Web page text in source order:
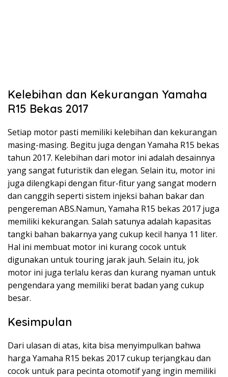
Kelebihan dan Kekurangan Yamaha
R15 Bekas 2017
Setiap motor pasti memiliki kelebihan dan kekurangan
masing-masing. Begitu juga dengan Yamaha R15 bekas
tahun 2017. Kelebihan dari motor ini adalah desainnya
yang sangat futuristik dan elegan. Selain itu, motor ini
juga dilengkapi dengan fitur-fitur yang sangat modern
dan canggih seperti sistem injeksi bahan bakar dan
pengereman ABS.Namun, Yamaha R15 bekas 2017 juga
memiliki kekurangan. Salah satunya adalah kapasitas
tangki bahan bakarnya yang cukup kecil hanya 11 liter.
Hal ini membuat motor ini kurang cocok untuk
digunakan untuk touring jarak jauh. Selain itu, jok
motor ini juga terlalu keras dan kurang nyaman untuk
pengendara yang memiliki berat badan yang cukup
besar.
Kesimpulan
Dari ulasan di atas, kita bisa menyimpulkan bahwa
harga Yamaha R15 bekas 2017 cukup terjangkau dan
cocok untuk para pecinta otomotif yang ingin memiliki